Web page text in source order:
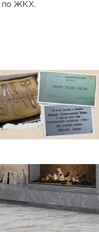
по ЖКХ.